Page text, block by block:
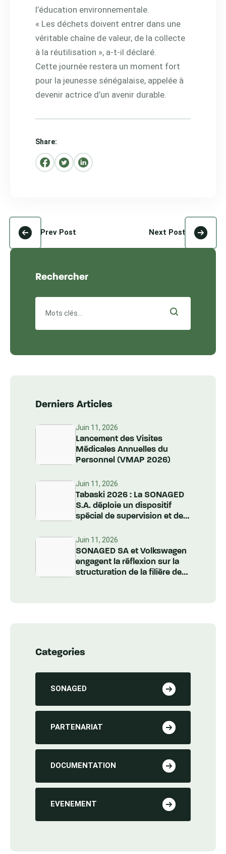
l’éducation environnementale.
« Les déchets doivent entrer dans une
véritable chaîne de valeur, de la collecte
à la réutilisation », a-t-il déclaré.
Cette journée restera un moment fort
pour la jeunesse sénégalaise, appelée à
devenir actrice d’un avenir durable.
Share:
Prev Post Next Post
Rechercher
Derniers Articles
Juin 11, 2026
Lancement des Visites
Médicales Annuelles du
Personnel (VMAP 2026)
Juin 11, 2026
Tabaski 2026 : La SONAGED
S.A. déploie un dispositif
spécial de supervision et de
nationale
Juin 11, 2026
SONAGED SA et Volkswagen
engagent la réflexion sur la
structuration de la filière des
Categories
SONAGED
PARTENARIAT
DOCUMENTATION
EVENEMENT